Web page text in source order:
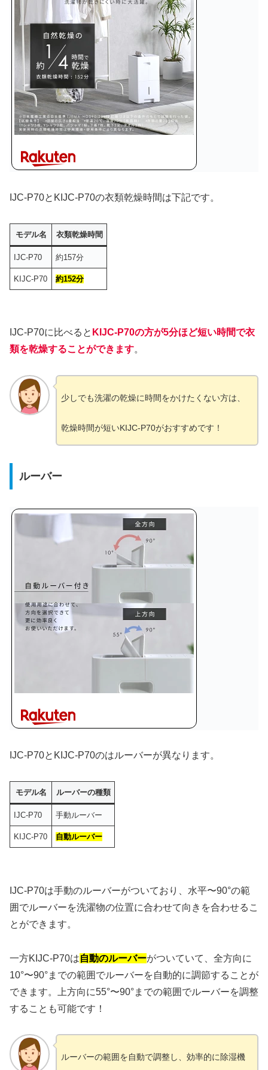
IJC-P70とKIJC-P70の衣類乾燥時間は下記です。
モデル名 衣類乾燥時間
IJC-P70 約157分
KIJC-P70 約152分
IJC-P70に比べると KIJC-P70の方が5分ほど短い時間で衣
類を乾燥することができます。
少しでも洗濯の乾燥に時間をかけたくない方は、
乾燥時間が短いKIJC-P70がおすすめです！
ルーバー
IJC-P70とKIJC-P70のはルーバーが異なります。
モデル名 ルーバーの種類
IJC-P70 手動ルーバー
KIJC-P70 自動ルーバー
IJC-P70は手動のルーバーがついており、水平〜90°の範
囲でルーバーを洗濯物の位置に合わせて向きを合わせるこ
とができます。
一方KIJC-P70は自動のルーバーがついていて、全方向に
10°〜90°までの範囲でルーバーを自動的に調節することが
できます。上方向に55°〜90°までの範囲でルーバーを調整
することも可能です！
ルーバーの範囲を自動で調整し、効率的に除湿機